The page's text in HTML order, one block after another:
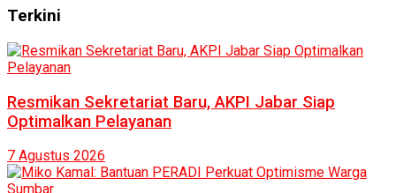
Terkini
Resmikan Sekretariat Baru, AKPI Jabar Siap
Optimalkan Pelayanan
7 Agustus 2026